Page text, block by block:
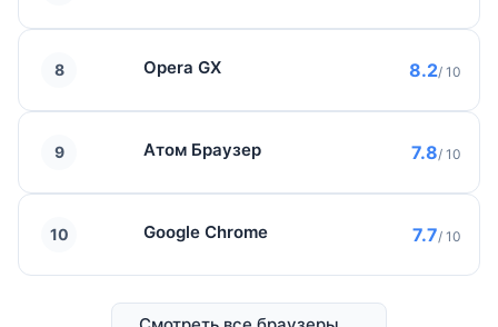
8 Opera GX 8.2/ 10
9 Атом Браузер 7.8/ 10
10 Google Chrome 7.7/ 10